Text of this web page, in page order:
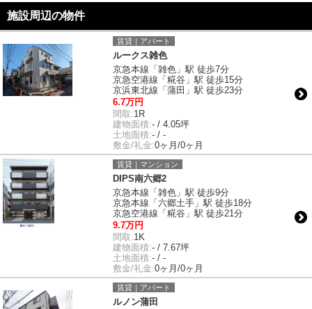
施設周辺の物件
賃貸｜アパート
ルークス雑色
京急本線「雑色」駅 徒歩7分
京急空港線「糀谷」駅 徒歩15分
京浜東北線「蒲田」駅 徒歩23分
6.7万円
間取:1R
建物面積:- / 4.05坪
土地面積:- / -
敷金/礼金:0ヶ月/0ヶ月
賃貸｜マンション
DIPS南六郷2
京急本線「雑色」駅 徒歩9分
京急本線「六郷土手」駅 徒歩18分
京急空港線「糀谷」駅 徒歩21分
9.7万円
間取:1K
建物面積:- / 7.67坪
土地面積:- / -
敷金/礼金:0ヶ月/0ヶ月
賃貸｜アパート
ルノン蒲田